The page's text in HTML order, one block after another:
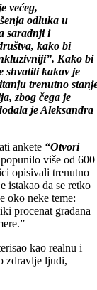
većeg,
odluka u
saradnji i
kako bi
Kako bi
shvatiti kakav je
trenutno
zbog čega je
je Aleksandra
ankete “Otvori
više od 600
opisivali trenutno
istakao da se retko
oko neke teme:
procenat građana
kao realnu i
zdravlje ljudi,